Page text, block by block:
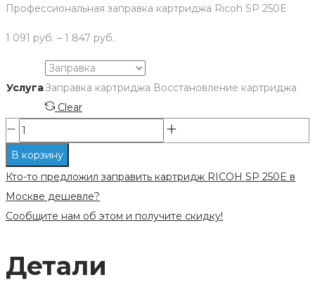
Профессиональная заправка картриджа Ricoh SP 250E
1 091 руб. – 1 847 руб.
УслугаЗаправка картриджа Восстановление картриджа
Clear
Количество
Заправка
картриджа
В корзину
Кто-то предложил заправить картридж RICOH SP 250E в
Москве дешевле?
Сообщите нам об этом и получите скидку!
Детали